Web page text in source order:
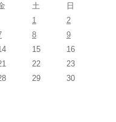
土
日
1
2
8
9
15
16
22
23
29
30